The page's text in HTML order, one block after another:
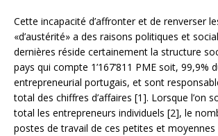
Cette incapacité d’affronter et de renverser
«d’austérité» a des raisons politiques et
dernières réside certainement la structure
pays qui compte 1’167’811 PME soit, 99,9%
entrepreneurial portugais, et sont
total des chiffres d’affaires [1]. Lorsque l’on
total les entrepreneurs individuels [2], le
postes de travail de ces petites et moyennes